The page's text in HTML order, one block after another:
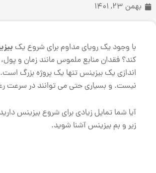
بهمن 23, 1401
با وجود یک رویای مداوم برای شروع یک
کند؟ فقدان منابع ملموس مانند زمان و
اندازی یک بیزینس تنها یک پروژه بزرگ
نیست. و بسیاری حتی می توانند در سرعت
آیا شما تمایل زیادی برای شروع بیزینس
زیر و بم بیزینس آشنا شوید.